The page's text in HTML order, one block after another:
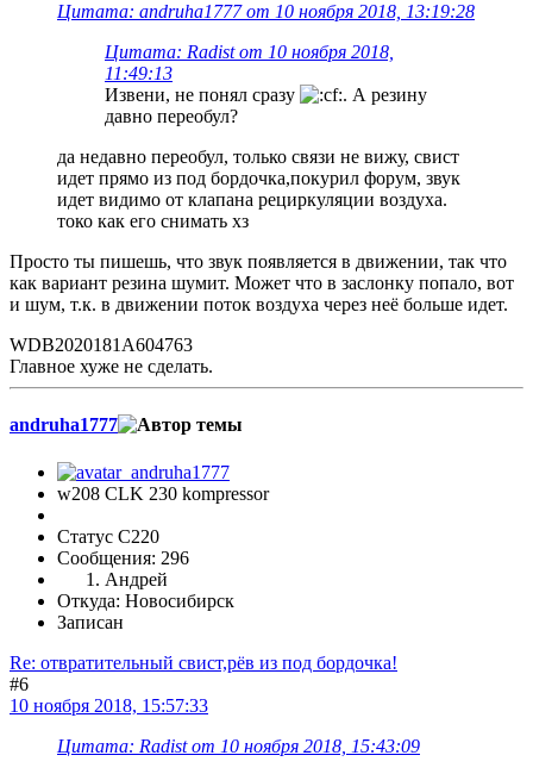
Цитата: andruha1777 от 10 ноября 2018, 13:19:28
Цитата: Radist от 10 ноября 2018,
11:49:13
Извени, не понял сразу
. А резину
давно переобул?
да недавно переобул, только связи не вижу, свист
идет прямо из под бордочка,покурил форум, звук
идет видимо от клапана рециркуляции воздуха.
токо как его снимать хз
Просто ты пишешь, что звук появляется в движении, так что
как вариант резина шумит. Может что в заслонку попало, вот
и шум, т.к. в движении поток воздуха через неё больше идет.
WDB2020181A604763
Главное хуже не сделать.
andruha1777
w208 CLK 230 kompressor
Статус C220
Сообщения: 296
Андрей
Откуда: Новосибирск
Записан
Re: отвратительный свист,рёв из под бордочка!
#6
10 ноября 2018, 15:57:33
Цитата: Radist от 10 ноября 2018, 15:43:09